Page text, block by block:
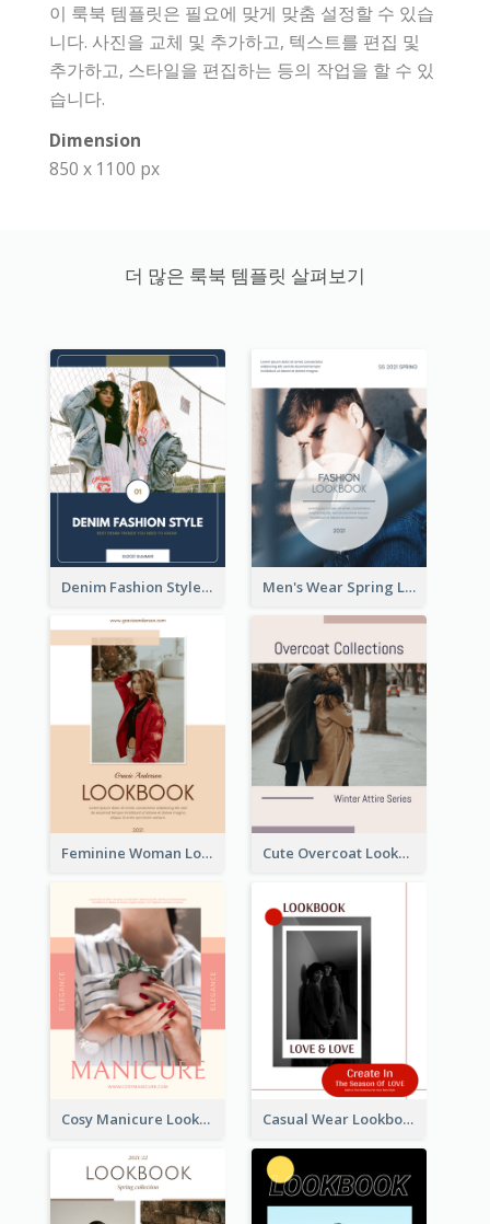
이 룩북 템플릿은 필요에 맞게 맞춤 설정할 수 있습
니다. 사진을 교체 및 추가하고, 텍스트를 편집 및
추가하고, 스타일을 편집하는 등의 작업을 할 수 있
습니다.
Dimension
850 x 1100 px
더 많은 룩북 템플릿 살펴보기
Denim Fashion Style Lookbook Men's Wear Spring Lookbook
Feminine Woman Lookbook Cute Overcoat Lookbook
Cosy Manicure Lookbook Casual Wear Lookbook